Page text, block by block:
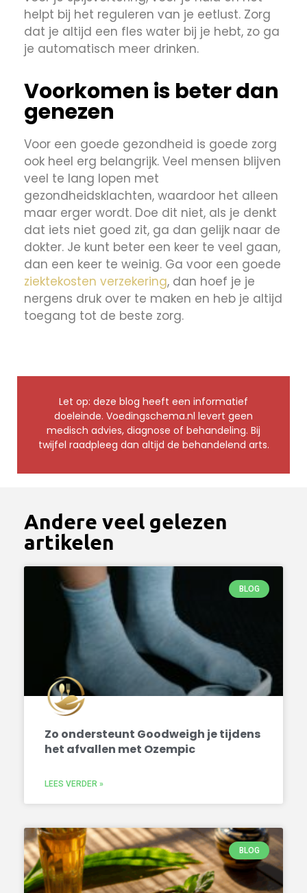
helpt bij het reguleren van je eetlust. Zorg
dat je altijd een fles water bij je hebt, zo ga
je automatisch meer drinken.
Voorkomen is beter dan
genezen
Voor een goede gezondheid is goede zorg
ook heel erg belangrijk. Veel mensen blijven
veel te lang lopen met
gezondheidsklachten, waardoor het alleen
maar erger wordt. Doe dit niet, als je denkt
dat iets niet goed zit, ga dan gelijk naar de
dokter. Je kunt beter een keer te veel gaan,
dan een keer te weinig. Ga voor een goede
ziektekosten verzekering, dan hoef je je
nergens druk over te maken en heb je altijd
toegang tot de beste zorg.
Let op: deze blog heeft een informatief
doeleinde. Voedingschema.nl levert geen
medisch advies, diagnose of behandeling. Bij
twijfel raadpleeg dan altijd de behandelend arts.
Andere veel gelezen
artikelen
BLOG
Zo ondersteunt Goodweigh je tijdens
het afvallen met Ozempic
LEES VERDER »
BLOG